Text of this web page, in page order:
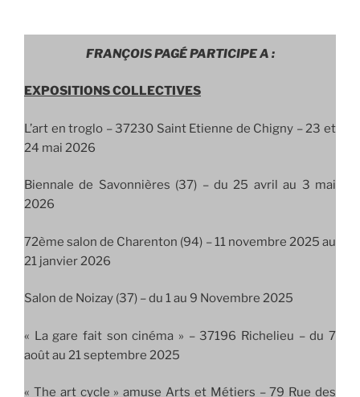
FRANÇOIS PAGÉ PARTICIPE A :
EXPOSITIONS COLLECTIVES
L’art en troglo – 37230 Saint Etienne de Chigny – 23 et
24 mai 2026
Biennale de Savonnières (37) – du 25 avril au 3 mai
2026
72ème salon de Charenton (94) – 11 novembre 2025 au
21 janvier 2026
Salon de Noizay (37) – du 1 au 9 Novembre 2025
« La gare fait son cinéma » – 37196 Richelieu – du 7
août au 21 septembre 2025
« The art cycle » amuse Arts et Métiers – 79 Rue des